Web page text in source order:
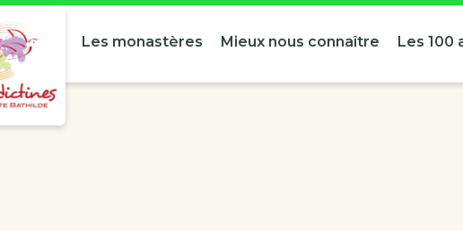
Les monastères Mieux nous connaître Les 100